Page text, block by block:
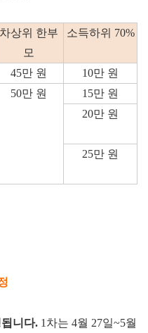
차상위 한부
모
소득하위 70%
45만 원
10만 원
50만 원
15만 원
20만 원
25만 원
니다. 1차는 4월 27일~5월